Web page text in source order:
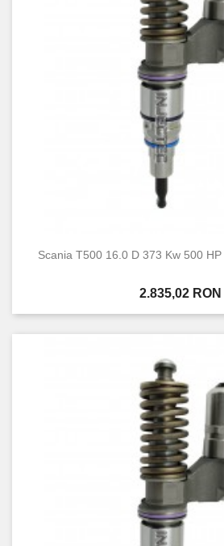
Scania T500 16.0 D 373 Kw 500
Pret
2.835,02 RON